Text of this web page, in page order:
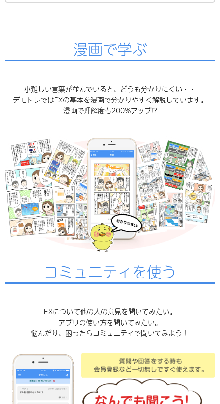
漫画で学ぶ
小難しい言葉が並んでいると、どうも分かりにくい・・
デモトレではFXの基本を漫画で分かりやすく解説しています。
漫画で理解度も200%アップ!?
コミュニティを使う
FXについて他の人の意見を聞いてみたい。
アプリの使い方を聞いてみたい。
悩んだり、困ったらコミュニティで聞いてみよう！